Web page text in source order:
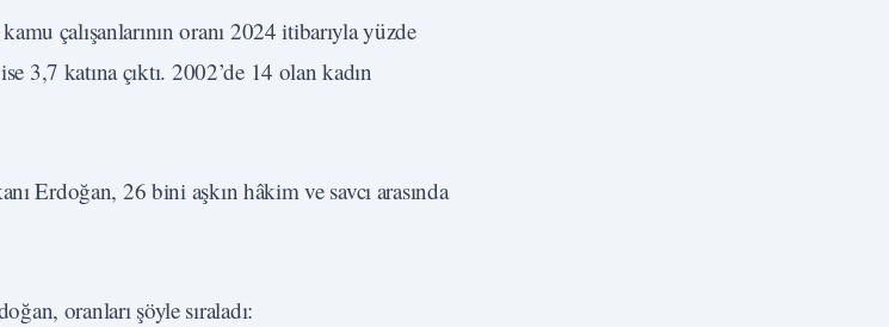
çalışanlarının oranı 2024 itibarıyla yüzde
3,7 katına çıktı. 2002’de 14 olan kadın
Erdoğan, 26 bini aşkın hâkim ve savcı arasında
oranları şöyle sıraladı: